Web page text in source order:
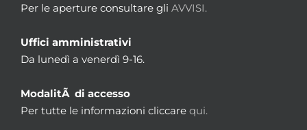
Per le aperture consultare gli AVVISI.
Uffici amministrativi
Da lunedì a venerdì 9-16.
ModalitÃ di accesso
Per tutte le informazioni cliccare qui.